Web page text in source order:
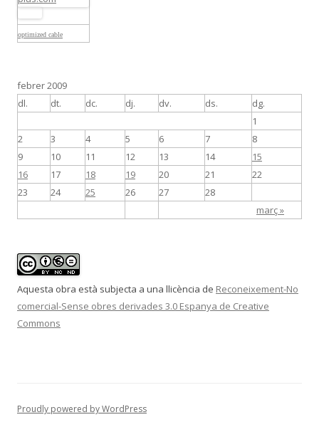
optimized cable
febrer 2009
dl.
dt. dc. dj. dv. ds. dg.
març »
1
2
3 4 5 6 7
8
9
10 11 12 13 14
15
16
17 18 19 20 21
22
23
24 25 26 27 28
Aquesta obra està subjecta a una llicència de Reconeixement-No
comercial-Sense obres derivades 3.0 Espanya de Creative
Commons
Proudly powered by WordPress